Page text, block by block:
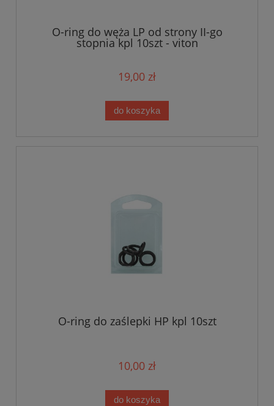
O-ring do węża LP od strony II-go
stopnia kpl 10szt - viton
19,00 zł
do koszyka
O-ring do zaślepki HP kpl 10szt
10,00 zł
do koszyka